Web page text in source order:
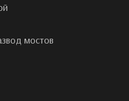
мостов